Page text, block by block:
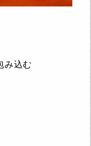
み込む